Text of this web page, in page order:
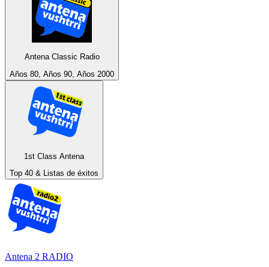
Antena Classic Radio
Años 80, Años 90, Años 2000
1st Class Antena
Top 40 & Listas de éxitos
Antena 2 RADIO